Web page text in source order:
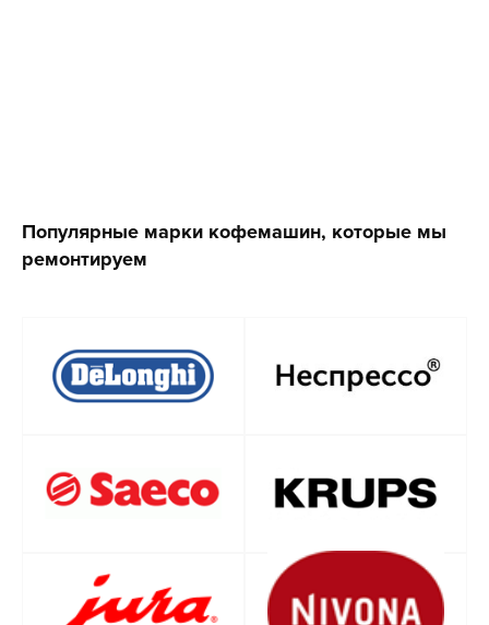
Популярные марки кофемашин, которые мы
ремонтируем